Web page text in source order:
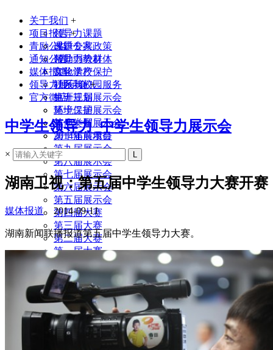
关于我们 +
领导力课题
课题专家
领导力教材
实验学校
联系我们
项目报告 +
改进公共政策
帮助弱势群体
文化遗产保护
社区与校园服务
生涯规划
环境保护
其他类型
2014年前项目
青励公益
通知公告
媒体报道
领导力展示会 +
第十三届展示会
第十二届展示会
第十一届展示会
第十届展示会
第九届展示会
第八届展示会
第七届展示会
第六届展示会
第五届展示会
第四届大赛
第三届大赛
第二届大赛
第一届大赛
官方微店
中学生领导力_中学生领导力展示会
×
湖南卫视：第五届中学生领导力大赛开赛
媒体报道2014-09-11
湖南新闻联播报道第五届中学生领导力大赛。